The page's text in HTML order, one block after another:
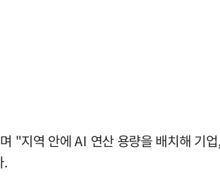
"지역 안에 AI 연산 용량을 배치해 기
.